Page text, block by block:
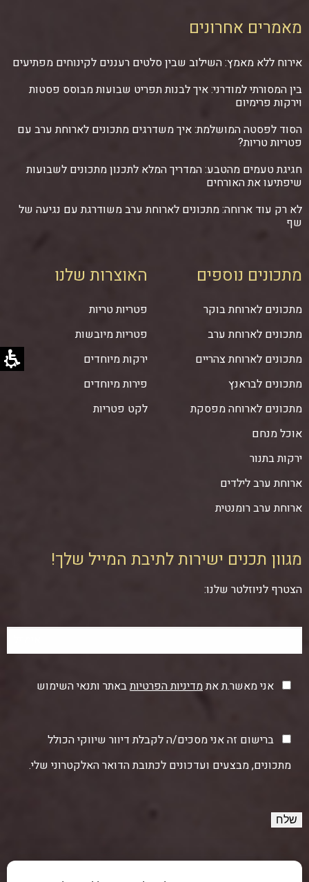
מאמרים אחרונים
אירוח ללא מאמץ: השילוב שבין סלטים רעננים לקינוחים מפתיעים
בין המסורתי למודרני: איך לבנות תפריט שבועות מבוסס פסטות
וירקות פרימיום
הסוד לפסטה המושלמת: איך משדרגים מתכונים לארוחת ערב עם
פטריות טריות?
חגיגת טעמים מהטבע: המדריך המלא לתכנון מתכונים לשבועות
שיפתיעו את האורחים
לא רק עוד ארוחה: מתכונים לארוחת ערב משודרגת עם נגיעה של
שף
מתכונים נוספים
מתכונים לארוחת בוקר
מתכונים לארוחת ערב
מתכונים לארוחת צהריים
מתכונים לבראנץ
מתכונים לארוחה מפסקת
אוכל מנחם
ירקות בתנור
ארוחת ערב לילדים
ארוחת ערב רומנטית
האוצרות שלנו
פטריות טריות
פטריות מיובשות
ירקות מיוחדים
פירות מיוחדים
לקט פטריות
מגוון תכנים ישירות לתיבת המייל שלך!
הצטרף לניוזלטר שלנו:
אני מאשר.ת אתמדיניות הפרטיותבאתר ותנאי השימוש
ברישום זה אני מסכים/ה לקבלת דיוור שיווקי הכולל
מתכונים, מבצעים ועדכונים לכתובת הדואר האלקטרוני שלי.